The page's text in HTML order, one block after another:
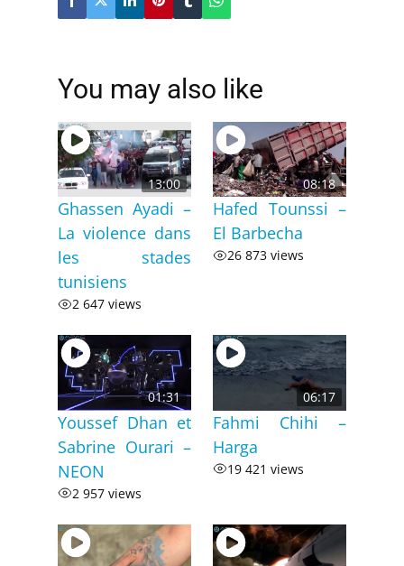
You may also like
13:00
Ghassen Ayadi –
La violence dans
les stades
tunisiens
2 647 views
08:18
Hafed Tounssi –
El Barbecha
26 873 views
01:31
Youssef Dhan et
Sabrine Ourari –
NEON
2 957 views
06:17
Fahmi Chihi –
Harga
19 421 views